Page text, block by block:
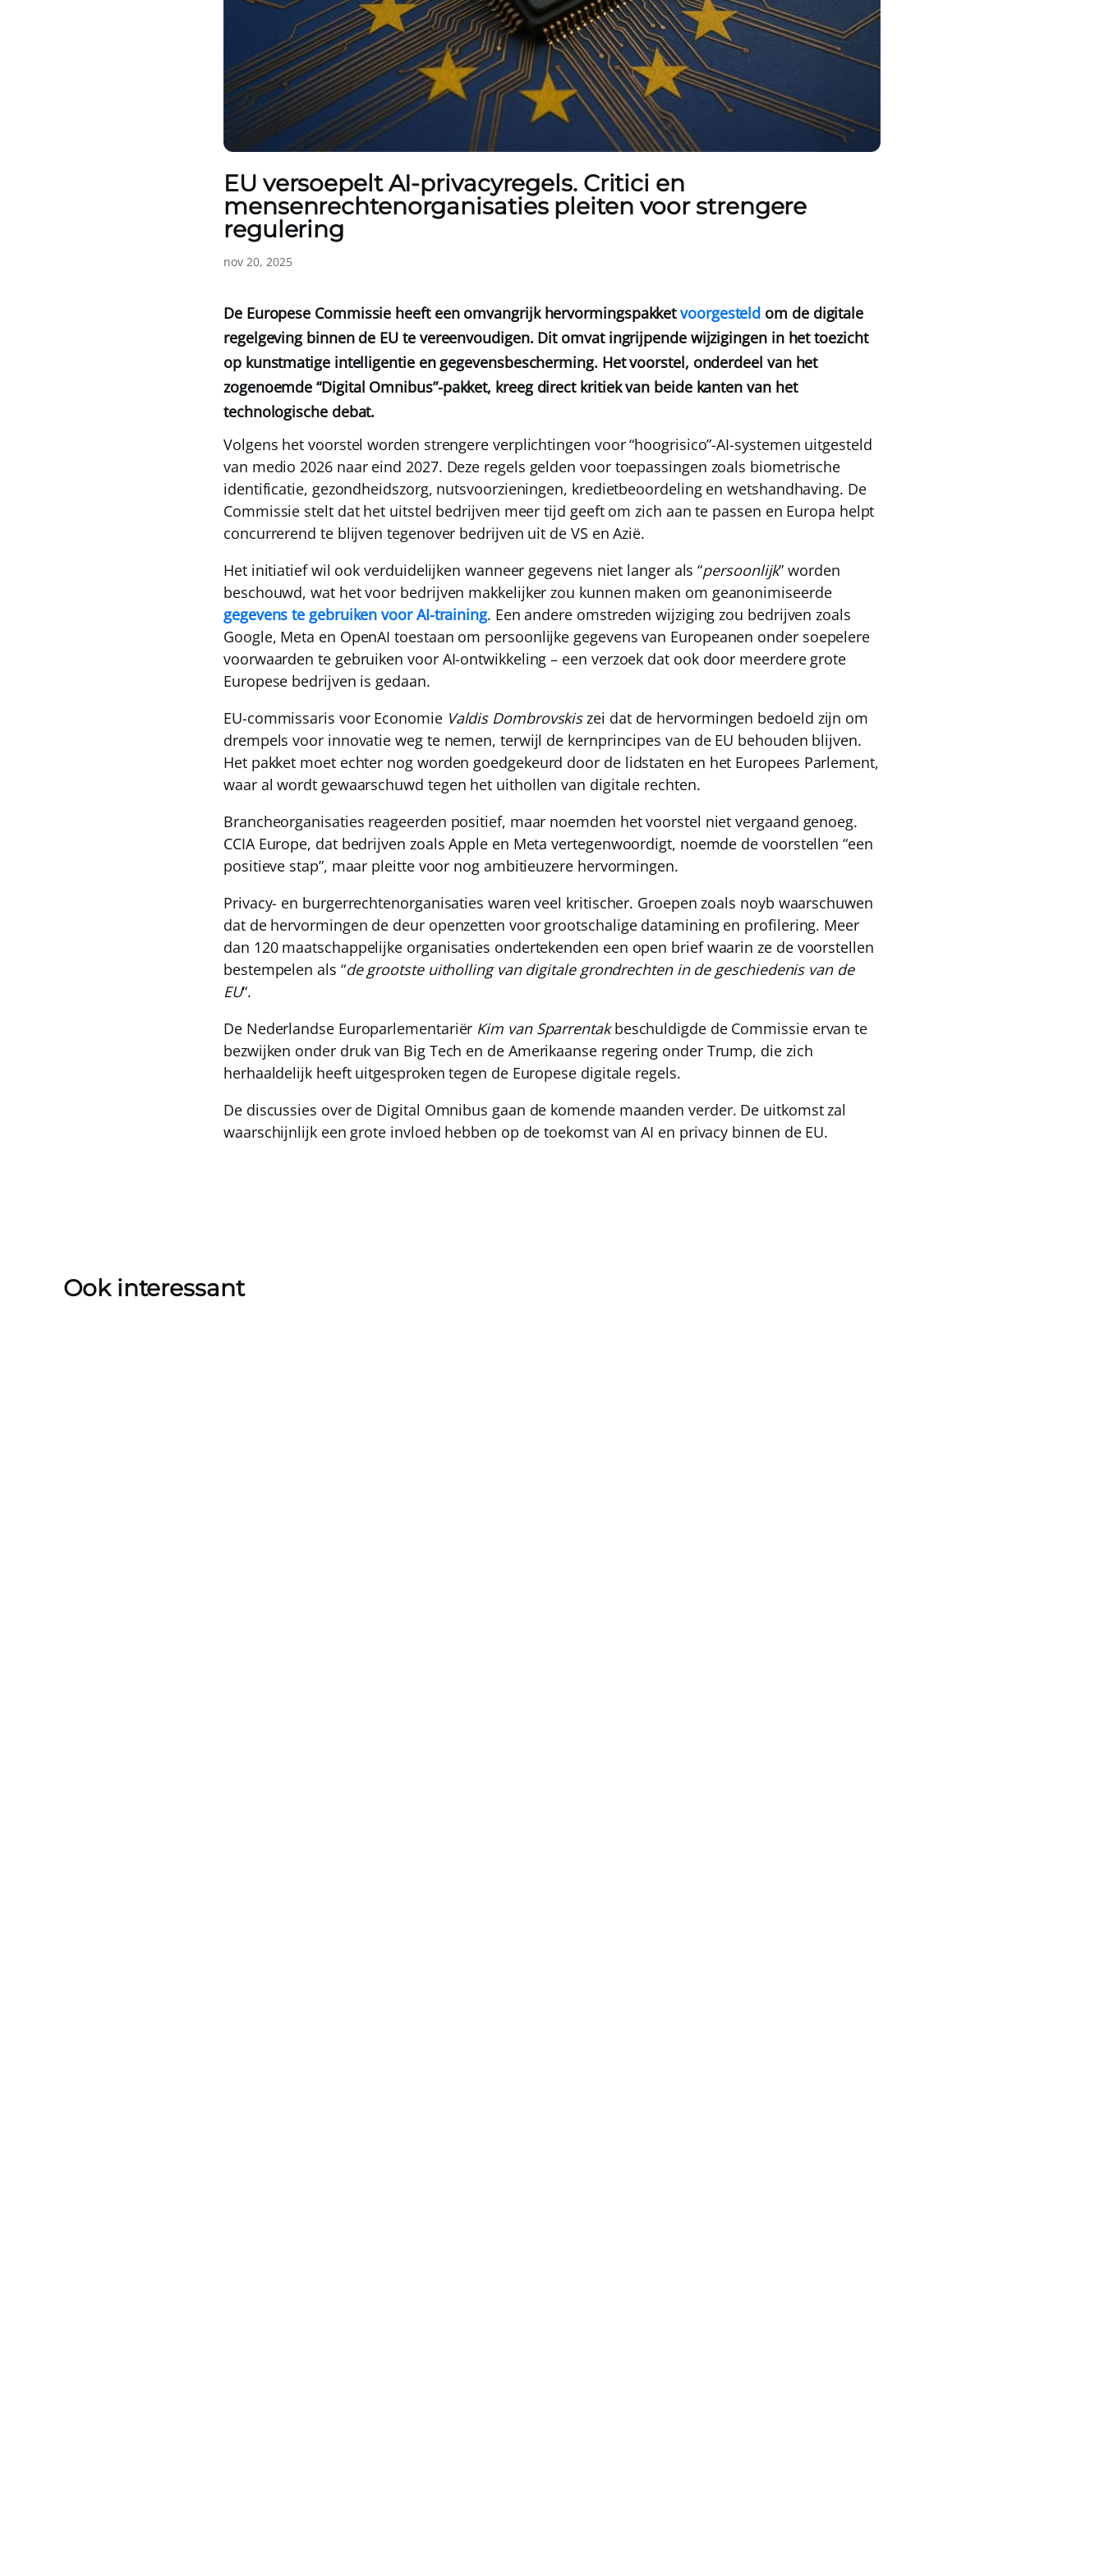
EU versoepelt AI-privacyregels. Critici en
mensenrechtenorganisaties pleiten voor strengere
regulering
nov 20, 2025
De Europese Commissie heeft een omvangrijk hervormingspakketvoorgesteld om de digitale
regelgeving binnen de EU te vereenvoudigen. Dit omvat ingrijpende wijzigingen in het toezicht
op kunstmatige intelligentie en gegevensbescherming. Het voorstel, onderdeel van het
zogenoemde “Digital Omnibus”-pakket, kreeg direct kritiek van beide kanten van het
technologische debat.
Volgens het voorstel worden strengere verplichtingen voor “hoogrisico”-AI-systemen uitgesteld
van medio 2026 naar eind 2027. Deze regels gelden voor toepassingen zoals biometrische
identificatie, gezondheidszorg, nutsvoorzieningen, kredietbeoordeling en wetshandhaving. De
Commissie stelt dat het uitstel bedrijven meer tijd geeft om zich aan te passen en Europa helpt
concurrerend te blijven tegenover bedrijven uit de VS en Azië.
Het initiatief wil ook verduidelijken wanneer gegevens niet langer als “persoonlijk” worden
beschouwd, wat het voor bedrijven makkelijker zou kunnen maken om geanonimiseerde
gegevens te gebruiken voor AI-training. Een andere omstreden wijziging zou bedrijven zoals
Google, Meta en OpenAI toestaan om persoonlijke gegevens van Europeanen onder soepelere
voorwaarden te gebruiken voor AI-ontwikkeling – een verzoek dat ook door meerdere grote
Europese bedrijven is gedaan.
EU-commissaris voor Economie Valdis Dombrovskiszei dat de hervormingen bedoeld zijn om
drempels voor innovatie weg te nemen, terwijl de kernprincipes van de EU behouden blijven.
Het pakket moet echter nog worden goedgekeurd door de lidstaten en het Europees Parlement,
waar al wordt gewaarschuwd tegen het uithollen van digitale rechten.
Brancheorganisaties reageerden positief, maar noemden het voorstel niet vergaand genoeg.
CCIA Europe, dat bedrijven zoals Apple en Meta vertegenwoordigt, noemde de voorstellen “een
positieve stap”, maar pleitte voor nog ambitieuzere hervormingen.
Privacy- en burgerrechtenorganisaties waren veel kritischer. Groepen zoals noyb waarschuwen
dat de hervormingen de deur openzetten voor grootschalige datamining en profilering. Meer
dan 120 maatschappelijke organisaties ondertekenden een open brief waarin ze de voorstellen
bestempelen als “de grootste uitholling van digitale grondrechten in de geschiedenis van de
EU“.
De Nederlandse Europarlementariër Kim van Sparrentakbeschuldigde de Commissie ervan te
bezwijken onder druk van Big Tech en de Amerikaanse regering onder Trump, die zich
herhaaldelijk heeft uitgesproken tegen de Europese digitale regels.
De discussies over de Digital Omnibus gaan de komende maanden verder. De uitkomst zal
waarschijnlijk een grote invloed hebben op de toekomst van AI en privacy binnen de EU.
Ook interessant